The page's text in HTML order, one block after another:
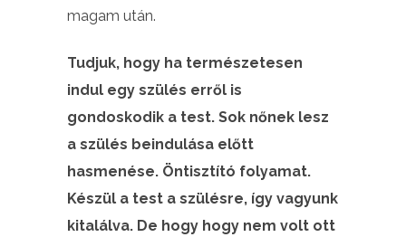
magam után.
Tudjuk, hogy ha természetesen
indul egy szülés erről is
gondoskodik a test. Sok nőnek lesz
a szülés beindulása előtt
hasmenése. Öntisztító folyamat.
Készül a test a szülésre, így vagyunk
kitalálva. De hogy hogy nem volt ott